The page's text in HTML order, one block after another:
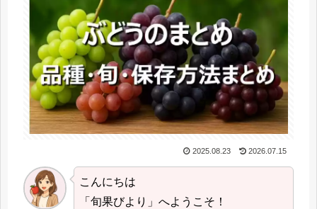
2025.08.23 2026.07.15
こんにちは
「旬果びより」へようこそ！